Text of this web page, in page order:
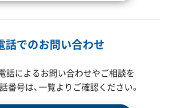
話でのお問い合わせ
話によるお問い合わせやご相談を
番号は、一覧よりご確認ください。